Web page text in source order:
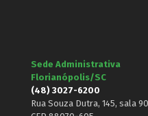
Sede Administrativa
Florianópolis/SC
(48) 3027-6200
Rua Souza Dutra, 145, sala